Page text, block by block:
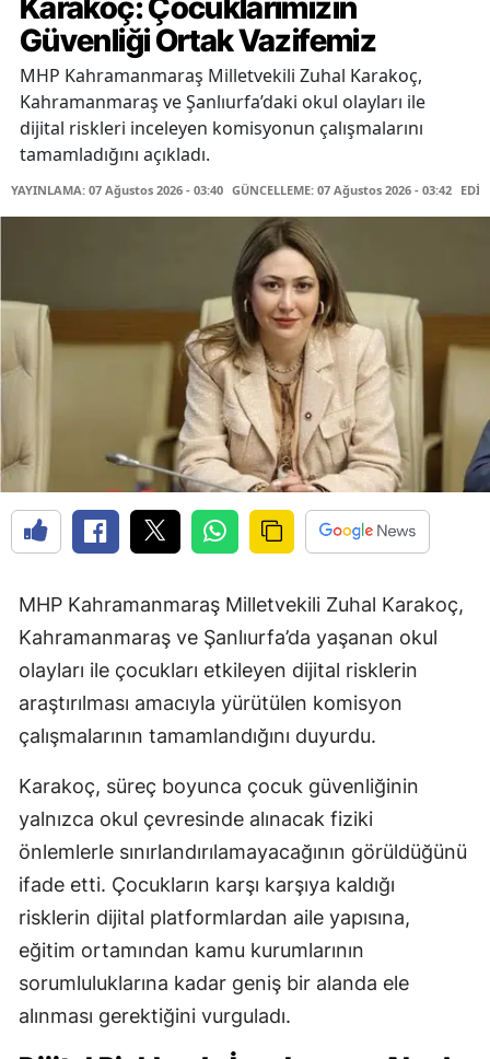
Karakoç: Çocuklarımızın
Güvenliği Ortak Vazifemiz
MHP Kahramanmaraş Milletvekili Zuhal Karakoç,
Kahramanmaraş ve Şanlıurfa’daki okul olayları ile
dijital riskleri inceleyen komisyonun çalışmalarını
tamamladığını açıkladı.
YAYINLAMA: 07 Ağustos 2026 - 03:40 GÜNCELLEME: 07 Ağustos 2026 - 03:42
MHP Kahramanmaraş Milletvekili Zuhal Karakoç,
Kahramanmaraş ve Şanlıurfa’da yaşanan okul
olayları ile çocukları etkileyen dijital risklerin
araştırılması amacıyla yürütülen komisyon
çalışmalarının tamamlandığını duyurdu.
Karakoç, süreç boyunca çocuk güvenliğinin
yalnızca okul çevresinde alınacak fiziki
önlemlerle sınırlandırılamayacağının görüldüğünü
ifade etti. Çocukların karşı karşıya kaldığı
risklerin dijital platformlardan aile yapısına,
eğitim ortamından kamu kurumlarının
sorumluluklarına kadar geniş bir alanda ele
alınması gerektiğini vurguladı.